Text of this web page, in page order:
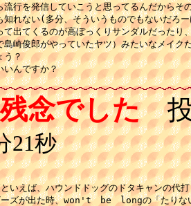
流行を発信していこうと思ってるんだからそ
知れない(多分、そういうものでもないだろ
て出てくるのが高ぼっくりサンダルだったり
島崎俊郎がやっていたヤツ）みたいなメイク
う？
いんですか？
念でした投
21秒
いえば、ハウンドドッグのドタキャンの代打
ーズが出た時、won't　be　longの「たりな